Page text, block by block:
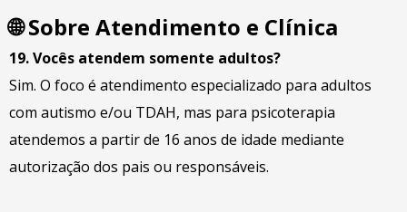
🌐Sobre Atendimento e Clínica
19. Vocês atendem somente adultos?
Sim. O foco é atendimento especializado para adultos
com autismo e/ou TDAH, mas para psicoterapia
atendemos a partir de 16 anos de idade mediante
autorização dos pais ou responsáveis.